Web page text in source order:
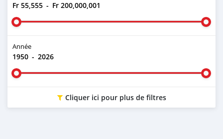
Fr 55,555 - Fr 200,000,001
Année
1950 - 2026
Cliquer ici pour plus de filtres